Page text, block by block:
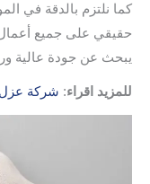
كما نلتزم بالدقة في
حقيقي على جميع أعمال
يبحث عن جودة عالية
للمزيد اقراء: شركة عزل